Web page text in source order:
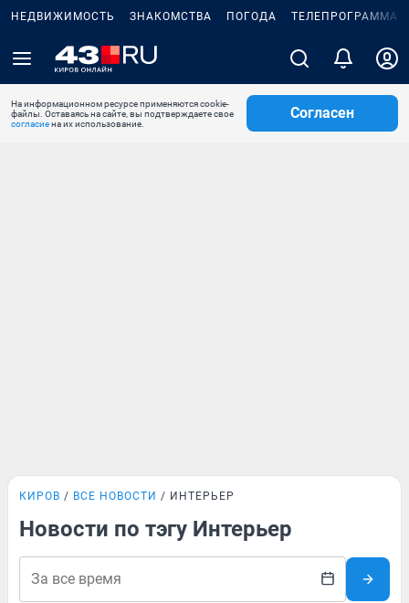
НЕДВИЖИМОСТЬ ЗНАКОМСТВА ПОГОДА ТЕЛЕПРОГРАММА
На информационном ресурсе применяются cookie-
файлы. Оставаясь на сайте, вы подтверждаете свое
согласиена их использование.
Согласен
КИРОВ ВСЕ НОВОСТИ ИНТЕРЬЕР
Новости по тэгу Интерьер